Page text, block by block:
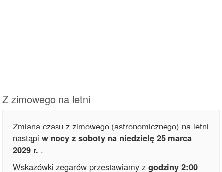
Z zimowego na letni
Zmiana czasu z zimowego (astronomicznego) na letni
nastąpi w nocy z soboty na niedzielę 25 marca
2029 r. .
Wskazówki zegarów przestawiamy z godziny 2:00